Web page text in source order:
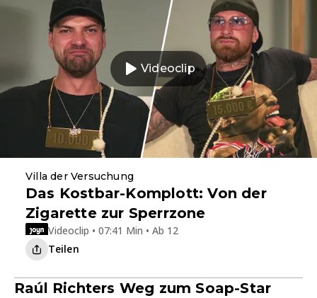
Videoclip
Villa der Versuchung
Das Kostbar-Komplott: Von der
Zigarette zur Sperrzone
Videoclip • 07:41 Min • Ab 12
Teilen
Raúl Richters Weg zum Soap-Star